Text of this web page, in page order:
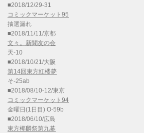
■2018/12/29-31
コミックマーケット95
抽選漏れ
■2018/11/11/京都
文々。新聞友の会
天-10
■2018/10/21/大阪
第14回東方紅楼夢
そ-25ab
■2018/08/10-12/東京
コミックマーケット94
金曜日(1日目) O-59b
■2018/06/10/広島
東方椰麟祭第九幕